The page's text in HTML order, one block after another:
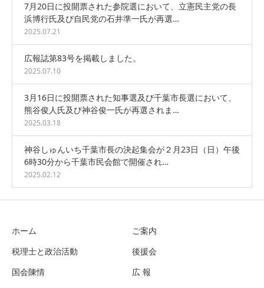
7月20日に投開票された参院選において、立憲民主党の長
浜博行氏及び自民党の石井準一氏が再選…
2025.07.21
広報誌第83号を掲載しました。
2025.07.10
3月16日に投開票された知事選及び千葉市長選において、
熊谷俊人氏及び神谷俊一氏が再選されま…
2025.03.18
神谷しゅんいち千葉市長の決起集会が２月23日（日）午後
6時30分から千葉市民会館で開催され…
2025.02.12
ホーム
ご案内
税理士と政治活動
後援会
国会陳情
広 報